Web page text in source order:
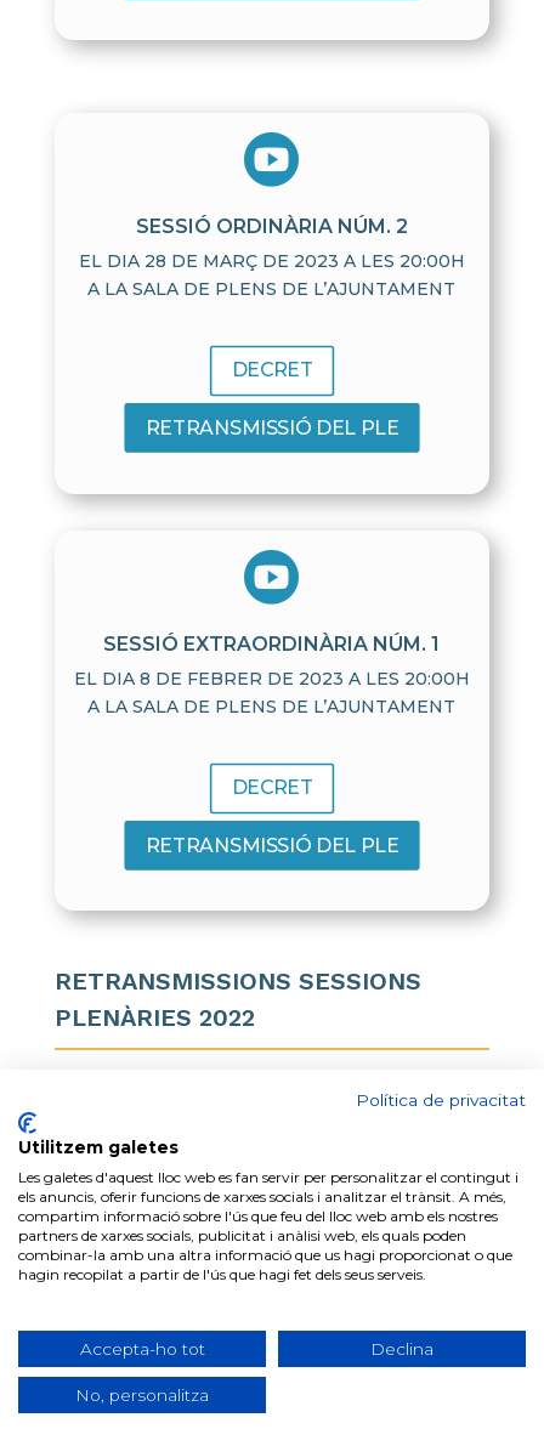

SESSIÓ ORDINÀRIA NÚM. 2
EL DIA 28 DE MARÇ DE 2023 A LES 20:00H
A LA SALA DE PLENS DE L’AJUNTAMENT
DECRET
RETRANSMISSIÓ DEL PLE

SESSIÓ EXTRAORDINÀRIA NÚM. 1
EL DIA 8 DE FEBRER DE 2023 A LES 20:00H
A LA SALA DE PLENS DE L’AJUNTAMENT
DECRET
RETRANSMISSIÓ DEL PLE
RETRANSMISSIONS SESSIONS
PLENÀRIES 2022
SESSIÓ ORDINÀRIA NÚM. 6
EL DIA 22 DE DESEMBRE DE 2022 A LES
20:00H A LA SALA DE PLENS DE
DECRET
Política de privacitat
Utilitzem galetes
Les galetes d'aquest lloc web es fan servir per personalitzar el contingut i
els anuncis, oferir funcions de xarxes socials i analitzar el trànsit. A més,
compartim informació sobre l'ús que feu del lloc web amb els nostres
partners de xarxes socials, publicitat i anàlisi web, els quals poden
combinar-la amb una altra informació que us hagi proporcionat o que
hagin recopilat a partir de l'ús que hagi fet dels seus serveis.
Accepta-ho tot Declina
No, personalitza